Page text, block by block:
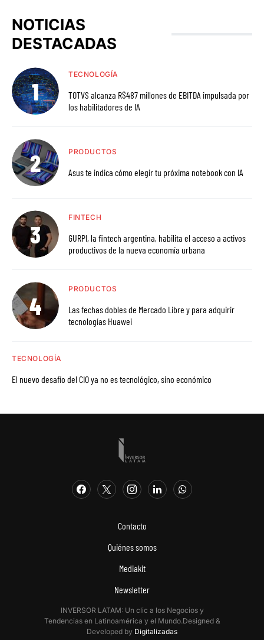
NOTICIAS
DESTACADAS
TECNOLOGÍA
TOTVS alcanza R$487 millones de EBITDA impulsada por
los habilitadores de IA
PRODUCTOS
Asus te indica cómo elegir tu próxima notebook con IA
FINTECH
GURPI, la fintech argentina, habilita el acceso a activos
productivos de la nueva economía urbana
PRODUCTOS
Las fechas dobles de Mercado Libre y para adquirir
tecnologías Huawei
TECNOLOGÍA
El nuevo desafío del CIO ya no es tecnológico, sino económico
Contacto
Quiénes somos
Mediakit
Newsletter
INVERSOR LATAM: Un clic a los Negocios y
Tendencias en Latinoamérica y el Mundo.Designed &
Developed by Digitalizadas